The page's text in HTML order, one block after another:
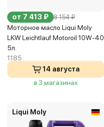
от 7 413 ₽ 8 154 ₽
Моторное масло Liqui Moly
LKW Leichtlauf Motoroil 10W-40
5л.
1185
14 августа
в 3 магазинах
Liqui Moly